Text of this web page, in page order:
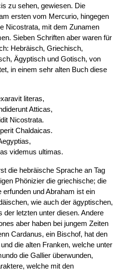
zu sehen, gewiesen. Die
ersten vom Mercurio, hingegen
Nicostrata, mit dem Zunamen
Sieben Schriften aber waren für
Hebräisch, Griechisch,
Ägyptisch und Gotisch, von
in einem sehr alten Buch diese
literas,
Atticas,
Nicostrata.
Chaldaicas.
videmus ultimas.
die hebräische Sprache an Tag
Phönizier die griechische; die
und Abraham ist ein
wie auch der ägyptischen,
der letzten unter diesen. Andere
aber haben bei jungem Zeiten
Cardanus, ein Bischof, hat den
die alten Franken, welche unter
die Gallier überwunden,
welche mit den